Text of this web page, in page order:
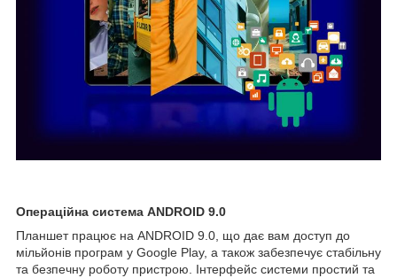
Операційна система ANDROID 9.0
Планшет працює на ANDROID 9.0, що дає вам доступ до
мільйонів програм у Google Play, а також забезпечує стабільну
та безпечну роботу пристрою. Інтерфейс системи простий та